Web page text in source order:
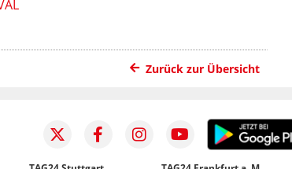
Zurück zur Übersicht